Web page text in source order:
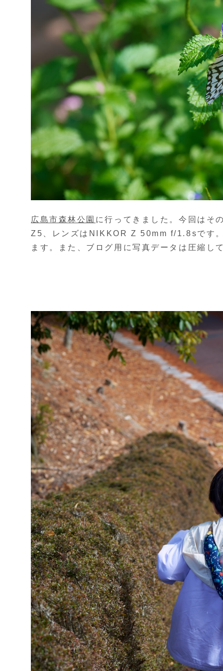
広島市森林公園 に行ってきました。今回はそ
Z5、レンズはNIKKOR Z 50mm f/1.8sです
ます。また、ブログ用に写真データは圧縮し